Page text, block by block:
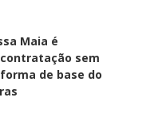
Maia é
sem
de base do